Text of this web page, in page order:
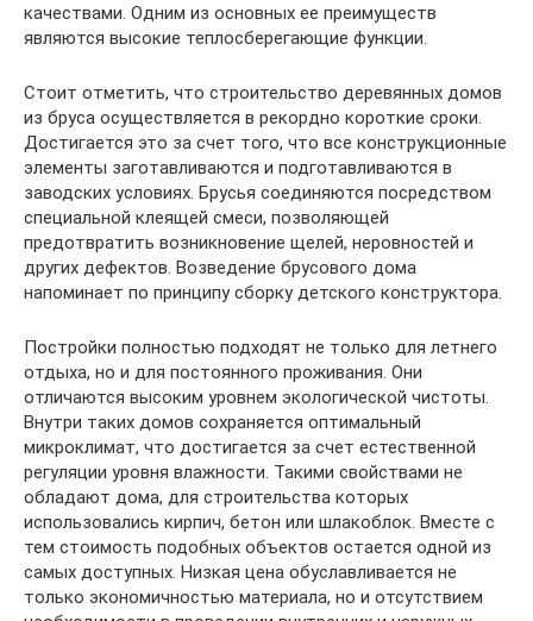
качествами. Одним из основных ее преимуществ
являются высокие теплосберегающие функции.
Стоит отметить, что строительство деревянных домов
из бруса осуществляется в рекордно короткие сроки.
Достигается это за счет того, что все конструкционные
элементы заготавливаются и подготавливаются в
заводских условиях. Брусья соединяются посредством
специальной клеящей смеси, позволяющей
предотвратить возникновение щелей, неровностей и
других дефектов. Возведение брусового дома
напоминает по принципу сборку детского конструктора.
Постройки полностью подходят не только для летнего
отдыха, но и для постоянного проживания. Они
отличаются высоким уровнем экологической чистоты.
Внутри таких домов сохраняется оптимальный
микроклимат, что достигается за счет естественной
регуляции уровня влажности. Такими свойствами не
обладают дома, для строительства которых
использовались кирпич, бетон или шлакоблок. Вместе с
тем стоимость подобных объектов остается одной из
самых доступных. Низкая цена обуславливается не
только экономичностью материала, но и отсутствием